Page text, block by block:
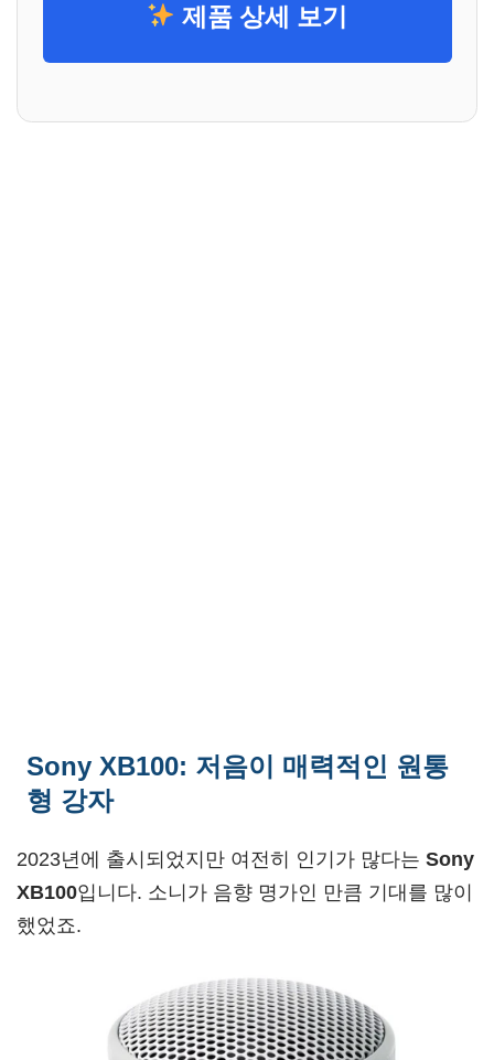
제품 상세 보기
Sony XB100: 저음이 매력적인 원통
형 강자
2023년에 출시되었지만 여전히 인기가 많다는 Sony
XB100입니다. 소니가 음향 명가인 만큼 기대를 많이
했었죠.